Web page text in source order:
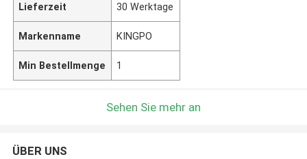
Lieferzeit 30 Werktage
Markenname KINGPO
Min Bestellmenge 1
Sehen Sie mehr an
ÜBER UNS